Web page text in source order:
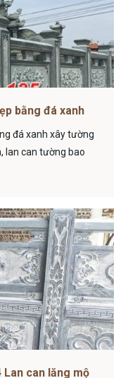
bằng đá xanh
đá xanh xây tường
lan can tường bao
can lăng mộ